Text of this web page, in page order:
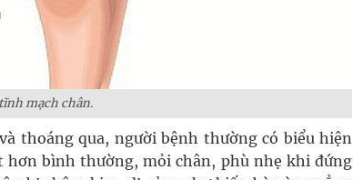
mạch chân.
thoáng qua, người bệnh thường có biểu hiện
hơn bình thường, mỏi chân, phù nhẹ khi đứng